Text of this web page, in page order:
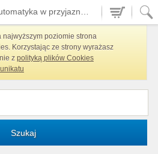
najwyższym poziomie strona
Korzystając ze strony wyrażasz
z polityką plików Cookies
Szukaj